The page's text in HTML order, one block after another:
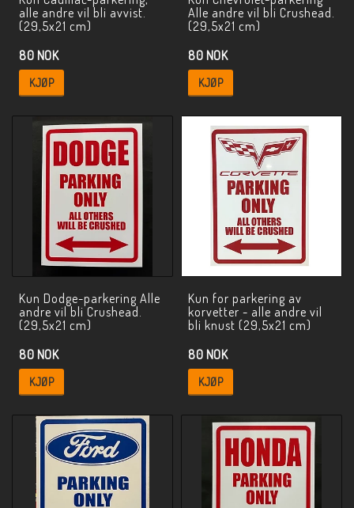
alle andre vil bli avvist.
(29,5x21 cm)
80 NOK
KJØP
Alle andre vil bli Crushead.
(29,5x21 cm)
80 NOK
KJØP
Kun Dodge-parkering Alle
andre vil bli Crushead.
(29,5x21 cm)
80 NOK
KJØP
Kun for parkering av
korvetter - alle andre vil
bli knust (29,5x21 cm)
80 NOK
KJØP